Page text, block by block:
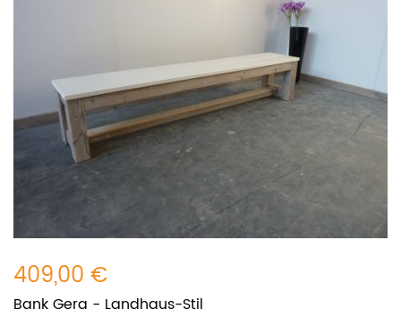
409,00 €
Bank Gera - Landhaus-Stil